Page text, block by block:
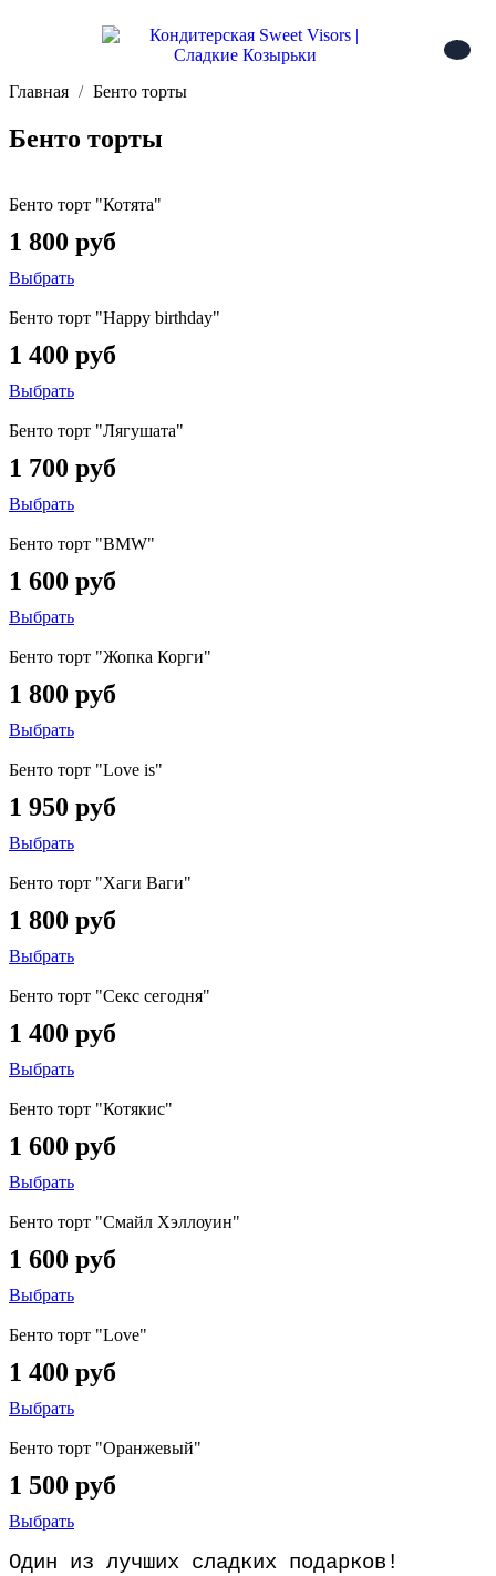
Главная Бенто торты
Бенто торты
Бенто торт "Котята"
1 800 руб
Выбрать
Бенто торт "Happy birthday"
1 400 руб
Выбрать
Бенто торт "Лягушата"
1 700 руб
Выбрать
Бенто торт "BMW"
1 600 руб
Выбрать
Бенто торт "Жопка Корги"
1 800 руб
Выбрать
Бенто торт "Love is"
1 950 руб
Выбрать
Бенто торт "Хаги Ваги"
1 800 руб
Выбрать
Бенто торт "Секс сегодня"
1 400 руб
Выбрать
Бенто торт "Котякис"
1 600 руб
Выбрать
Бенто торт "Смайл Хэллоуин"
1 600 руб
Выбрать
Бенто торт "Love"
1 400 руб
Выбрать
Бенто торт "Оранжевый"
1 500 руб
Выбрать
Один из лучших сладких подарков!